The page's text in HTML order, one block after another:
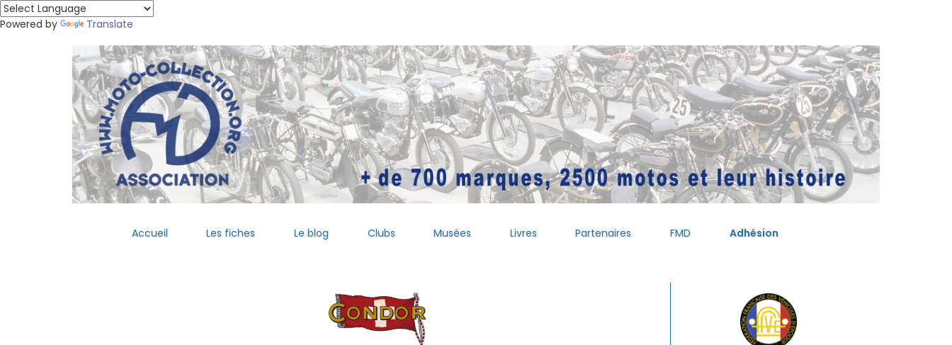
Powered by Translate
Accueil Les fiches Le blog Clubs Musées Livres Partenaires FMD Adhésion